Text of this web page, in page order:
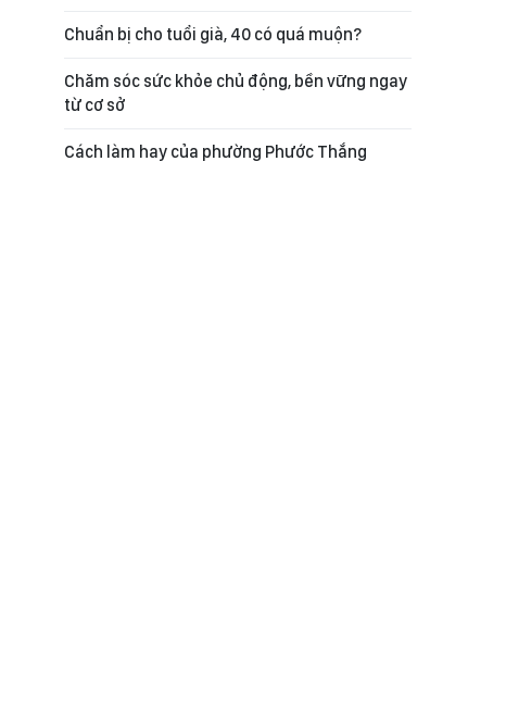
Chuẩn bị cho tuổi già, 40 có quá muộn?
Chăm sóc sức khỏe chủ động, bền vững ngay
từ cơ sở
Cách làm hay của phường Phước Thắng